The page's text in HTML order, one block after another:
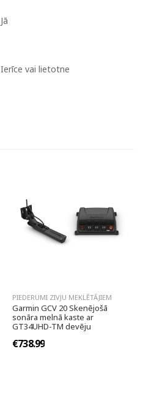
Jā
Ierīce vai lietotne
PIEDERUMI ZIVJU MEKLĒTĀJIEM
Garmin GCV 20 Skenējošā
sonāra melnā kaste ar
GT34UHD-TM devēju
€738.99